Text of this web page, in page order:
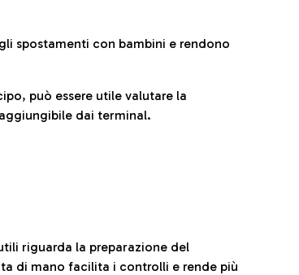
spostamenti con bambini e rendono
può essere utile valutare la
dai terminal.
riguarda la preparazione del
di mano facilita i controlli e rende più